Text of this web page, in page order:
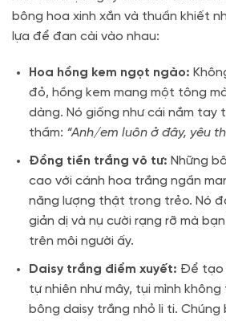
bông hoa xinh xắn và thuần khiết
lựa để đan cài vào nhau:
Hoa hồng kem ngọt ngào:
đỏ, hồng kem mang một tông
dàng. Nó giống như cái nắm tay
thầm: “Anh/em luôn ở đây, yêu
Đồng tiền trắng vô tư: Những
cao với cánh hoa trắng ngần
năng lượng thật trong trẻo. Nó
giản dị và nụ cười rạng rỡ mà
trên môi người ấy.
Daisy trắng điểm xuyết: Để tạo
tự nhiên như mây, tụi mình
bông daisy trắng nhỏ li ti.